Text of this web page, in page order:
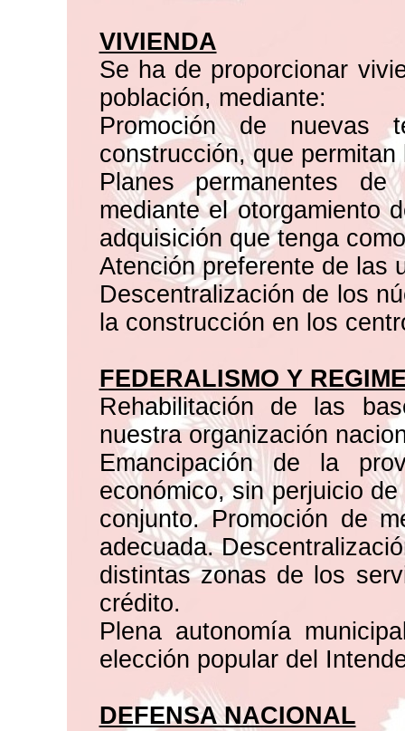
VIVIENDA
Se ha de proporcionar
población, mediante:
Promoción de
construcción, que
Planes permanentes
mediante el otorgamiento
adquisición que tenga
Atención preferente de las
Descentralización de los
la construcción en los
FEDERALISMO Y
Rehabilitación de las
nuestra organización
Emancipación de la
económico, sin perjuicio
conjunto. Promoción de
adecuada.
distintas zonas de los
crédito.
Plena autonomía
elección popular del
DEFENSA NACIONAL